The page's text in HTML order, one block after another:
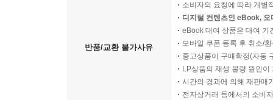
반품/교환 불가사유
소비자의 요청에 따라 개별
디지털 컨텐츠인 eBook,
eBook 대여 상품은 대여 기
모바일 쿠폰 등록 후 취소/
중고상품이 구매확정(자동
LP상품의 재생 불량 원인
시간의 경과에 의해 재판매
전자상거래 등에서의 소비